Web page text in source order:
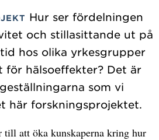
Hur ser fördelningen
och stillasittande ut på
hos olika yrkesgrupper
för hälsoeffekter? Det är
som vi
här forskningsprojektet.
till att öka kunskaperna kring hur